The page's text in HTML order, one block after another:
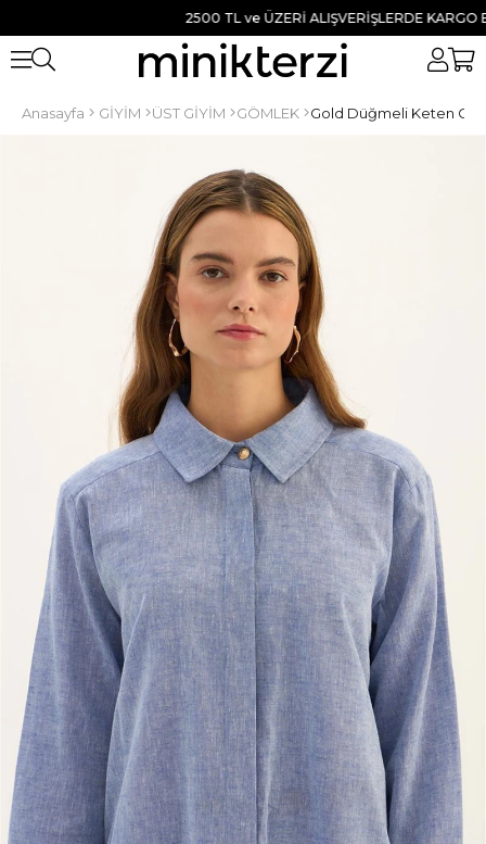
2500 TL ve ÜZERİ ALIŞVERİŞLERDE KARGO
Anasayfa GİYİM ÜST GİYİM GÖMLEK Gold Düğmeli Keten